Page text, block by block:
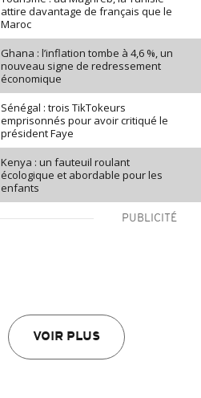
attire davantage de français que le
Maroc
Ghana : l’inflation tombe à 4,6 %, un
nouveau signe de redressement
économique
Sénégal : trois TikTokeurs
emprisonnés pour avoir critiqué le
président Faye
Kenya : un fauteuil roulant
écologique et abordable pour les
enfants
PUBLICITÉ
VOIR PLUS